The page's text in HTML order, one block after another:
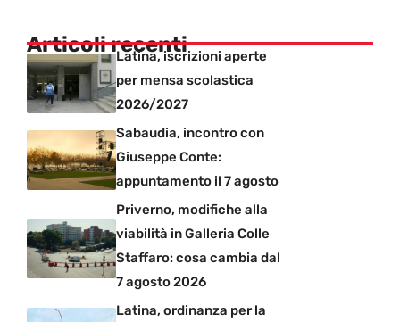
Articoli recentiLatina, iscrizioni aperte
per mensa scolastica
2026/2027
Sabaudia, incontro con
Giuseppe Conte:
appuntamento il 7 agosto
Priverno, modifiche alla
viabilità in Galleria Colle
Staffaro: cosa cambia dal
7 agosto 2026
Latina, ordinanza per la